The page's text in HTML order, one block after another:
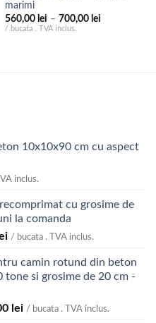
marimi
560,00 lei – 700,00 leiInterval
/ bucata . TVA inclus.
10x10x90 cm cu aspect
inclus.
cu grosime de
la comanda
Interval
prețuri:
39,00 lei
la
/ bucata . TVA inclus.
camin rotund din beton
tone si grosime de 20 cm -
leiInterval
/ bucata . TVA inclus.